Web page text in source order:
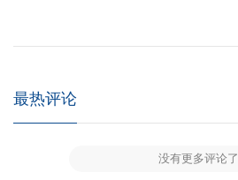
最热评论
没有更多评论了